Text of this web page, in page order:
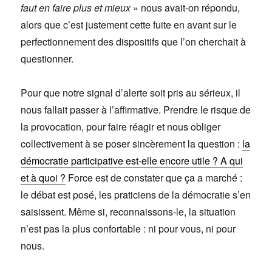
faut en faire plus et mieux» nous avait-on répondu,
alors que c’est justement cette fuite en avant sur le
perfectionnement des dispositifs que l’on cherchait à
questionner.
Pour que notre signal d’alerte soit pris au sérieux, il
nous fallait passer à l’affirmative. Prendre le risque de
la provocation, pour faire réagir et nous obliger
collectivement à se poser sincèrement la question : la
démocratie participative est-elle encore utile ? A qui
et à quoi ? Force est de constater que ça a marché :
le débat est posé, les praticiens de la démocratie s’en
saisissent. Même si, reconnaissons-le, la situation
n’est pas la plus confortable : ni pour vous, ni pour
nous.